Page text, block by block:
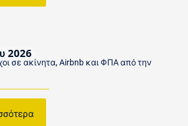
2026
σε ακίνητα, Airbnb και ΦΠΑ από την